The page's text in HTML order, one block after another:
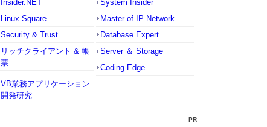
Insider.NET
System Insider
Linux Square
Master of IP Network
Security & Trust
Database Expert
リッチクライアント & 帳
票
Server ＆ Storage
Coding Edge
VB業務アプリケーション
開発研究
PR